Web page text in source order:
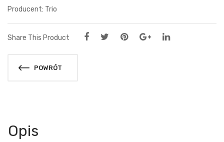
Trio
Share This Product
POWRÓT
Opis